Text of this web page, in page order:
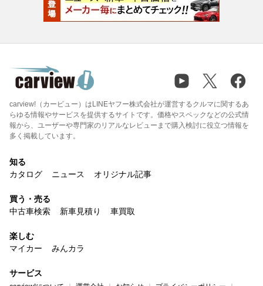
carview!（カービュー）はLINEヤフー株式会社が運営するクルマに関するあ
らゆる情報やサービスを提供するサイトです。価格やスペックなどの公式情
報から、ユーザーや専門家のリアルなレビューまで購入検討に役立つ情報を
多く掲載しています。
知る
カタログ
ニュース オリジナル記事
買う・売る
中古車検索
新車見積り 車買取
楽しむ
マイカー
みんカラ
サービス